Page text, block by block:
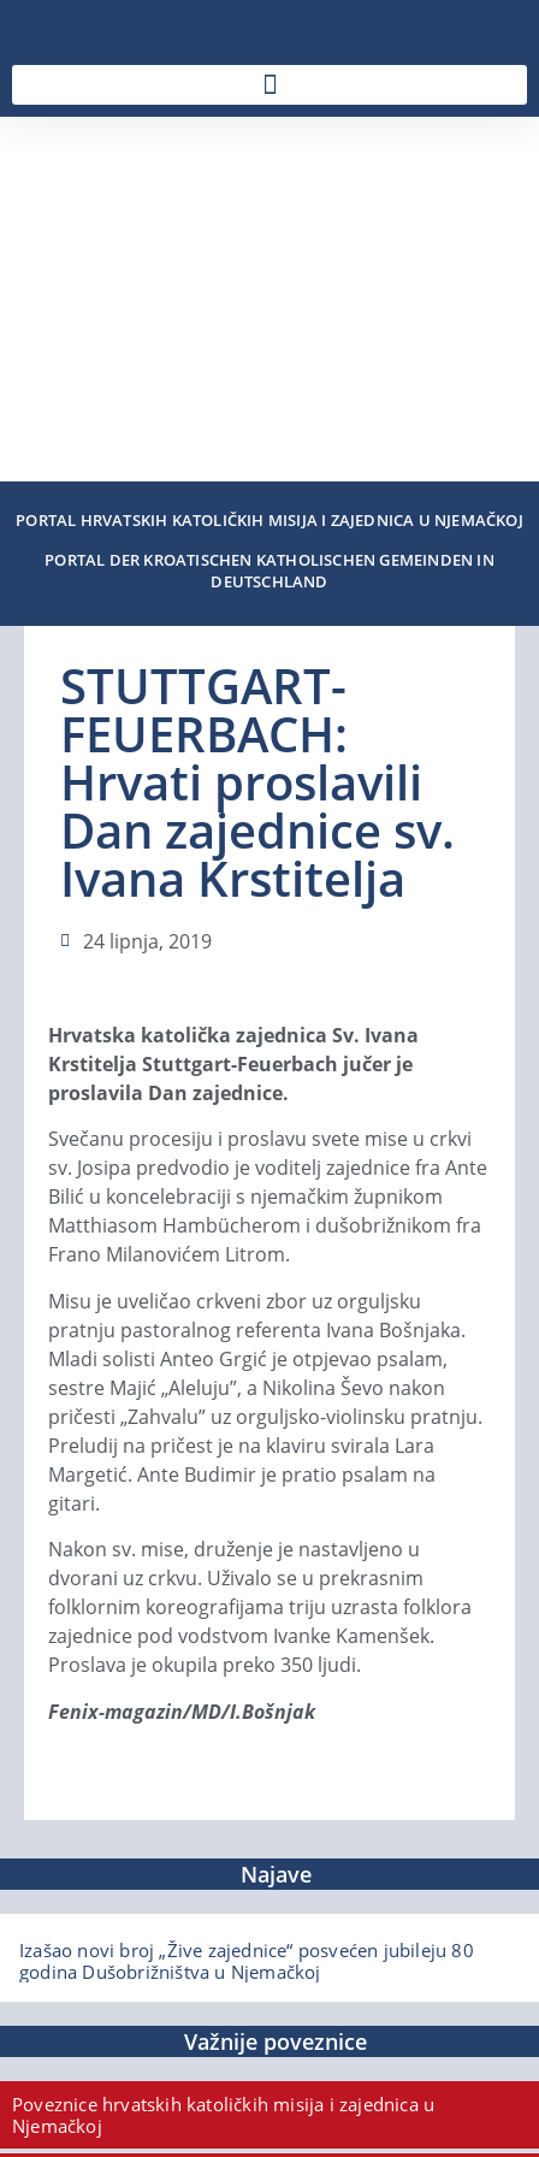
PORTAL HRVATSKIH KATOLIČKIH MISIJA I ZAJEDNICA U NJEMAČKOJ
PORTAL DER KROATISCHEN KATHOLISCHEN GEMEINDEN IN
DEUTSCHLAND
STUTTGART-
FEUERBACH:
Hrvati proslavili
Dan zajednice sv.
Ivana Krstitelja
24 lipnja, 2019
Hrvatska katolička zajednica Sv. Ivana
Krstitelja Stuttgart-Feuerbach jučer je
proslavila Dan zajednice.
Svečanu procesiju i proslavu svete mise u crkvi
sv. Josipa predvodio je voditelj zajednice fra Ante
Bilić u koncelebraciji s njemačkim župnikom
Matthiasom Hambücherom i dušobrižnikom fra
Frano Milanovićem Litrom.
Misu je uveličao crkveni zbor uz orguljsku
pratnju pastoralnog referenta Ivana Bošnjaka.
Mladi solisti Anteo Grgić je otpjevao psalam,
sestre Majić „Aleluju”, a Nikolina Ševo nakon
pričesti „Zahvalu” uz orguljsko-violinsku pratnju.
Preludij na pričest je na klaviru svirala Lara
Margetić. Ante Budimir je pratio psalam na
gitari.
Nakon sv. mise, druženje je nastavljeno u
dvorani uz crkvu. Uživalo se u prekrasnim
folklornim koreografijama triju uzrasta folklora
zajednice pod vodstvom Ivanke Kamenšek.
Proslava je okupila preko 350 ljudi.
Fenix-magazin/MD/I.Bošnjak
Najave
Izašao novi broj „Žive zajednice“ posvećen jubileju 80
godina Dušobrižništva u Njemačkoj
Važnije poveznice
Poveznice hrvatskih katoličkih misija i zajednica u
Njemačkoj